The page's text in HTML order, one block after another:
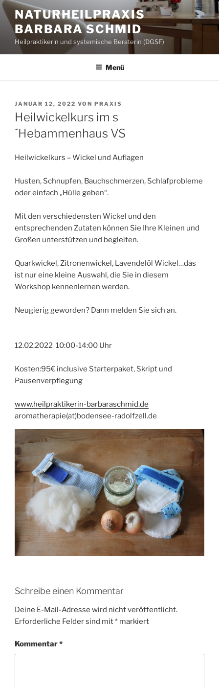
Zum
Inhalt
springen
NATURHEILPRAXIS
BARBARA SCHMID
Heilpraktikerin und systemische Beraterin (DGSF)
Menü
VERÖFFENTLICHT
AM
JANUAR 12, 2022 VON PRAXIS
Heilwickelkurs im s
´Hebammenhaus VS
Heilwickelkurs – Wickel und Auflagen
Husten, Schnupfen, Bauchschmerzen, Schlafprobleme
oder einfach „Hülle geben“.
Mit den verschiedensten Wickel und den
entsprechenden Zutaten können Sie Ihre Kleinen und
Großen unterstützen und begleiten.
Quarkwickel, Zitronenwickel, Lavendelöl Wickel…das
ist nur eine kleine Auswahl, die Sie in diesem
Workshop kennenlernen werden.
Neugierig geworden? Dann melden Sie sich an.
12.02.2022 10:00-14:00 Uhr
Kosten:95€ inclusive Starterpaket, Skript und
Pausenverpflegung
www.heilpraktikerin-barbaraschmid.de
aromatherapie(at)bodensee-radolfzell.de
Schreibe einen Kommentar
Deine E-Mail-Adresse wird nicht veröffentlicht.
Erforderliche Felder sind mit* markiert
Kommentar*